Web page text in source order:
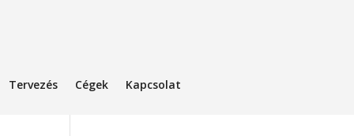
Tervezés Cégek Kapcsolat